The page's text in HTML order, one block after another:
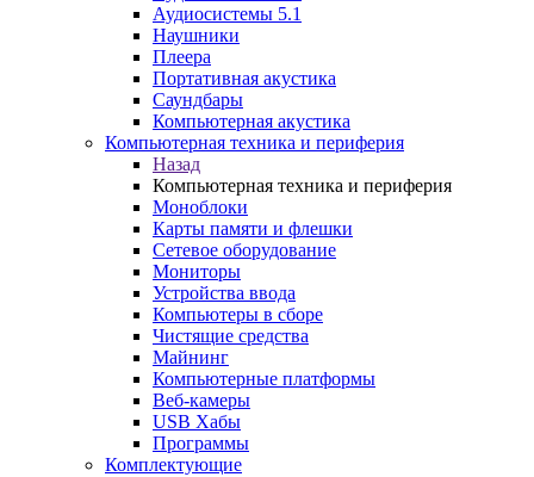
Аудиосистемы 5.1
Наушники
Плеера
Портативная акустика
Саундбары
Компьютерная акустика
Компьютерная техника и периферия
Назад
Компьютерная техника и периферия
Моноблоки
Карты памяти и флешки
Сетевое оборудование
Мониторы
Устройства ввода
Компьютеры в сборе
Чистящие средства
Майнинг
Компьютерные платформы
Веб-камеры
USB Хабы
Программы
Комплектующие